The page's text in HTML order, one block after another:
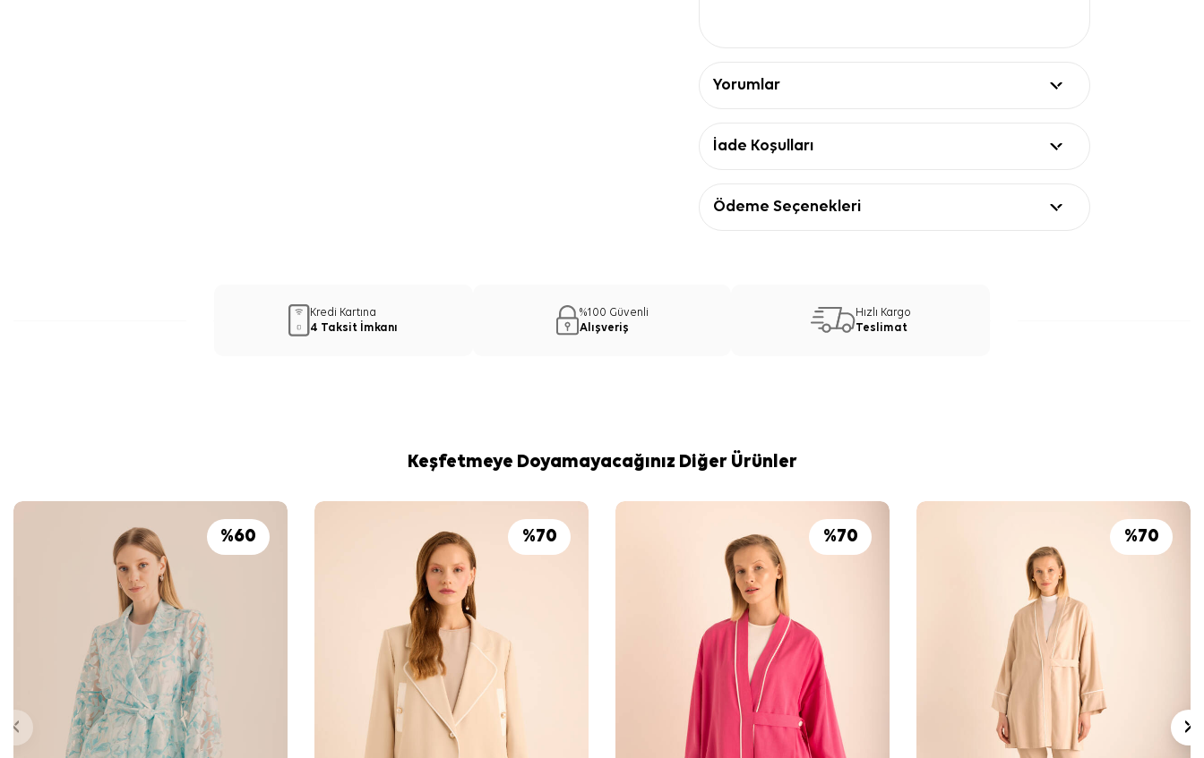
Yorumlar
İade Koşulları
Ödeme Seçenekleri
Kredi Kartına
4 Taksit İmkanı
%100 Güvenli
Alışveriş
Hızlı Kargo
Teslimat
Keşfetmeye Doyamayacağınız Diğer Ürünler
%60 %70 %70 %70